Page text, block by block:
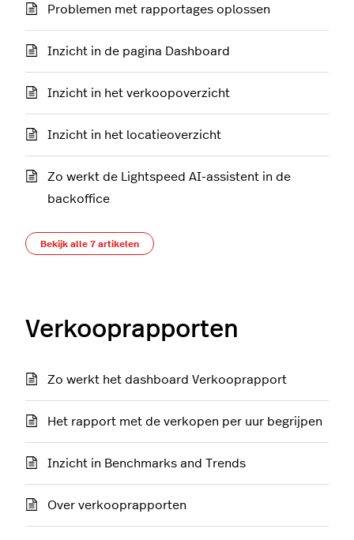
Problemen met rapportages oplossen
Inzicht in de pagina Dashboard
Inzicht in het verkoopoverzicht
Inzicht in het locatieoverzicht
Zo werkt de Lightspeed AI-assistent in de
backoffice
Bekijk alle 7 artikelen
Verkooprapporten
Zo werkt het dashboard Verkooprapport
Het rapport met de verkopen per uur begrijpen
Inzicht in Benchmarks and Trends
Over verkooprapporten